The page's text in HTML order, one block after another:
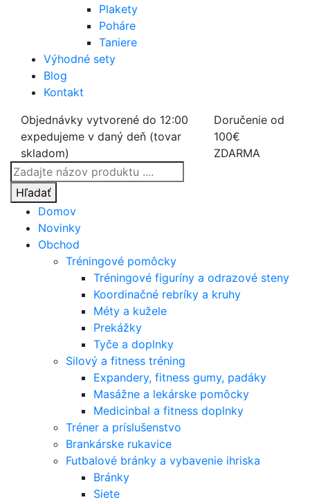
Plakety
Poháre
Taniere
Výhodné sety
Blog
Kontakt
Objednávky vytvorené do 12:00
expedujeme v daný deň (tovar
skladom)
Doručenie od
100€
ZDARMA
Products
search
Hľadať
Domov
Novinky
Obchod
Tréningové pomôcky
Tréningové figuríny a odrazové steny
Koordinačné rebríky a kruhy
Méty a kužele
Prekážky
Tyče a doplnky
Silový a fitness tréning
Expandery, fitness gumy, padáky
Masážne a lekárske pomôcky
Medicinbal a fitness doplnky
Tréner a príslušenstvo
Brankárske rukavice
Futbalové bránky a vybavenie ihriska
Bránky
Siete